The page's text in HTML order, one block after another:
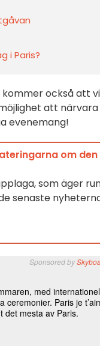
i Paris?
kommer också att
att närvara
evenemang!
om den
som äger
senaste